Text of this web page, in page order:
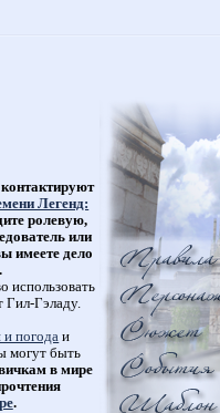
Легенд:
ролевую,
или
имеете дело
использовать
Гил-Гэладу.
и погода и
могут быть
в мире
.